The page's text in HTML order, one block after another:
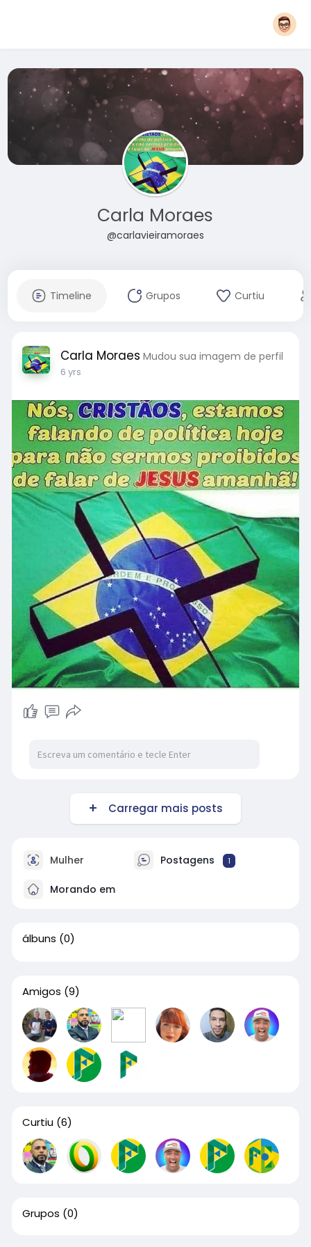
Carla Moraes
@carlavieiramoraes
Timeline Grupos Curtiu
Carla Moraes Mudou sua imagem de perfil
6 yrs
Carregar mais posts
Mulher Postagens 1
Morando em
álbuns (0)
Amigos (9)
Curtiu (6)
Grupos (0)